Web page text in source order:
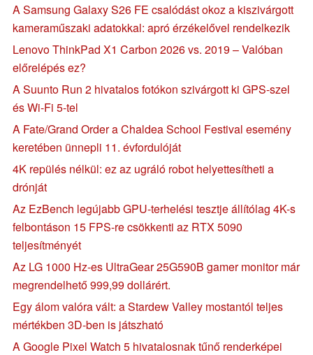
A Samsung Galaxy S26 FE csalódást okoz a kiszivárgott
kameraműszaki adatokkal: apró érzékelővel rendelkezik
Lenovo ThinkPad X1 Carbon 2026 vs. 2019 – Valóban
előrelépés ez?
A Suunto Run 2 hivatalos fotókon szivárgott ki GPS-szel
és Wi-Fi 5-tel
A Fate/Grand Order a Chaldea School Festival esemény
keretében ünnepli 11. évfordulóját
4K repülés nélkül: ez az ugráló robot helyettesítheti a
drónját
Az EzBench legújabb GPU-terhelési tesztje állítólag 4K-s
felbontáson 15 FPS-re csökkenti az RTX 5090
teljesítményét
Az LG 1000 Hz-es UltraGear 25G590B gamer monitor már
megrendelhető 999,99 dollárért.
Egy álom valóra vált: a Stardew Valley mostantól teljes
mértékben 3D-ben is játszható
A Google Pixel Watch 5 hivatalosnak tűnő renderképei